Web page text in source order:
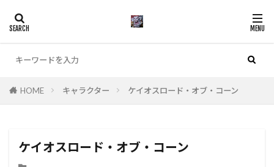
HOME キャラクター ケイオスロード・オブ・コーン
ケイオスロード・オブ・コーン
カテゴリー